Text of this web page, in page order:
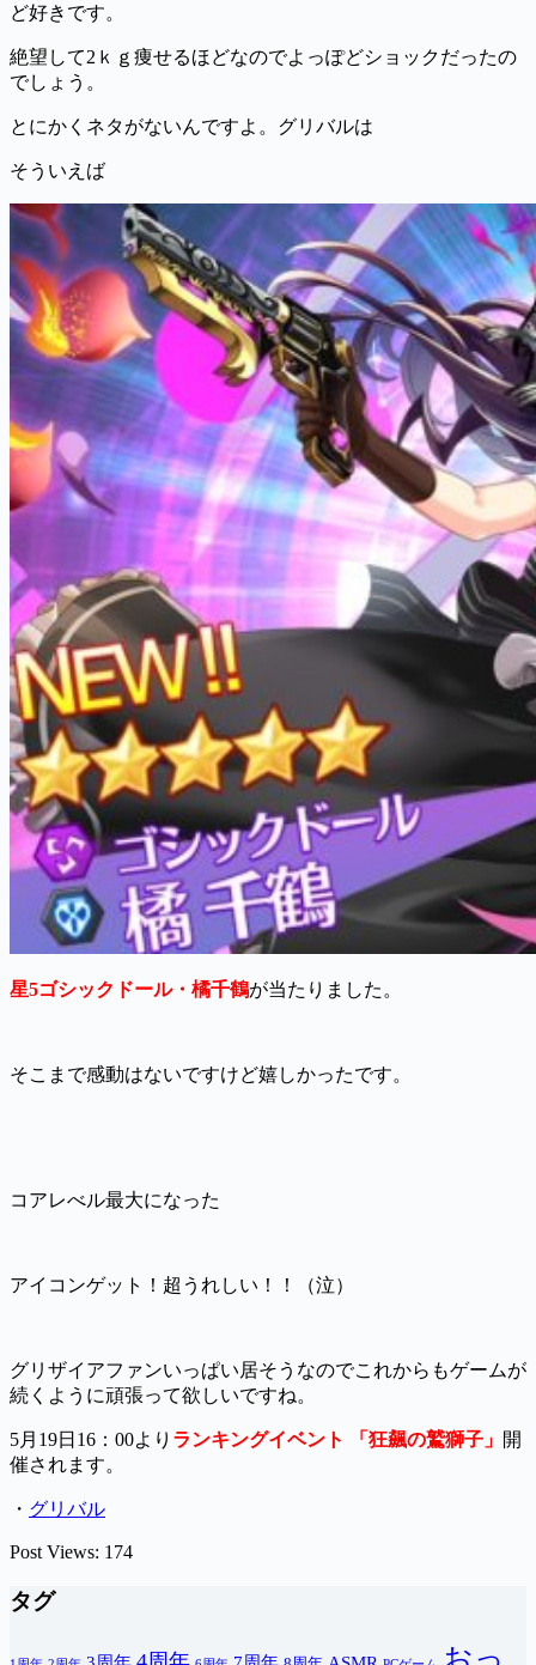
ど好きです。
絶望して2ｋｇ痩せるほどなのでよっぽどショックだったの
でしょう。
とにかくネタがないんですよ。グリバルは
そういえば
星5ゴシックドール・橘千鶴が当たりました。
そこまで感動はないですけど嬉しかったです。
コアレべル最大になった
アイコンゲット！超うれしい！！（泣）
グリザイアファンいっぱい居そうなのでこれからもゲームが
続くように頑張って欲しいですね。
5月19日16：00より ランキングイベント 「狂飆の鷲獅子」 開
催されます。
・ グリバル
Post Views: 174
タグ